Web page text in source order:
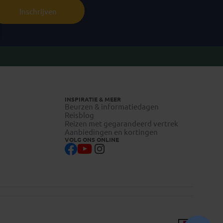
Inschrijven
INSPIRATIE & MEER
Beurzen & informatiedagen
Reisblog
Reizen met gegarandeerd vertrek
Aanbiedingen en kortingen
VOLG ONS ONLINE